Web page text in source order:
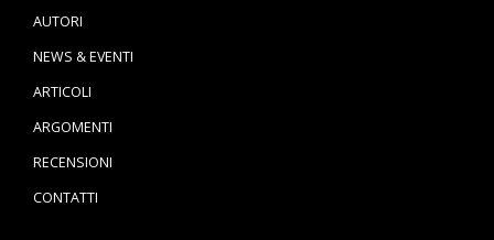
AUTORI
NEWS & EVENTI
ARTICOLI
ARGOMENTI
RECENSIONI
CONTATTI